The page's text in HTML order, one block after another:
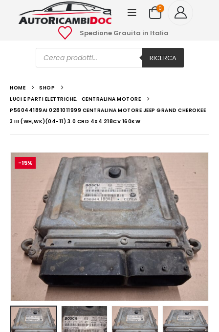
0
Spedione Grauita in Italia
Ricerca
prodotti RICERCA
HOME
SHOP
LUCI E PARTI ELETTRICHE, CENTRALINA MOTORE
P56044189AI 0281011999 CENTRALINA MOTORE JEEP GRAND CHEROKEE
3 III (WH,WK)(04-11) 3.0 CRD 4X4 218CV 160KW
-15%